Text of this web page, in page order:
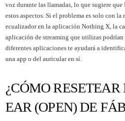
voz durante las llamadas, lo que sugiere
estos aspectos. Si el problema es solo con
ecualizador en la aplicación Nothing X, la
aplicación de streaming que utilizas podrían
diferentes aplicaciones te ayudará a
una app o del auricular en sí.
¿CÓMO
EAR (OPEN) DE